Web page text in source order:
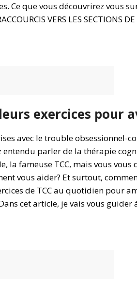
Ce que vous découvrirez vous
VERS LES SECTIONS DE
exercices pour
avec le trouble obsessionnel-
entendu parler de la thérapie
la fameuse TCC, mais vous vous
vous aider? Et surtout,
de TCC au quotidien pour
cet article, je vais vous guider